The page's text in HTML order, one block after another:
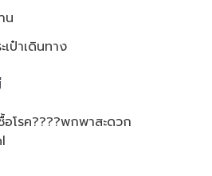
น
ป๋าเดินทาง
อโรค????พกพาสะดวก